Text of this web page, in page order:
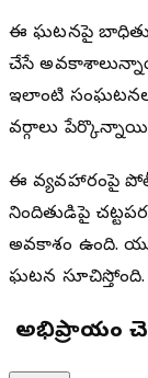
ఈ ఘటనపై
చేసే
ఇలాంటి
వర్గాలు
ఈ వ్యవహారంపై
నిందితుడిపై
అవకాశం ఉంది.
ఘటన సూచిస్తోంది.
మీ అభిప్రాయం